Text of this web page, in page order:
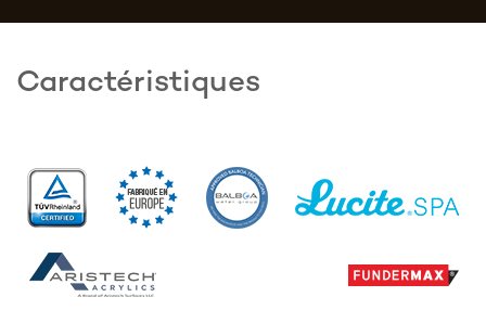
Caractéristiques